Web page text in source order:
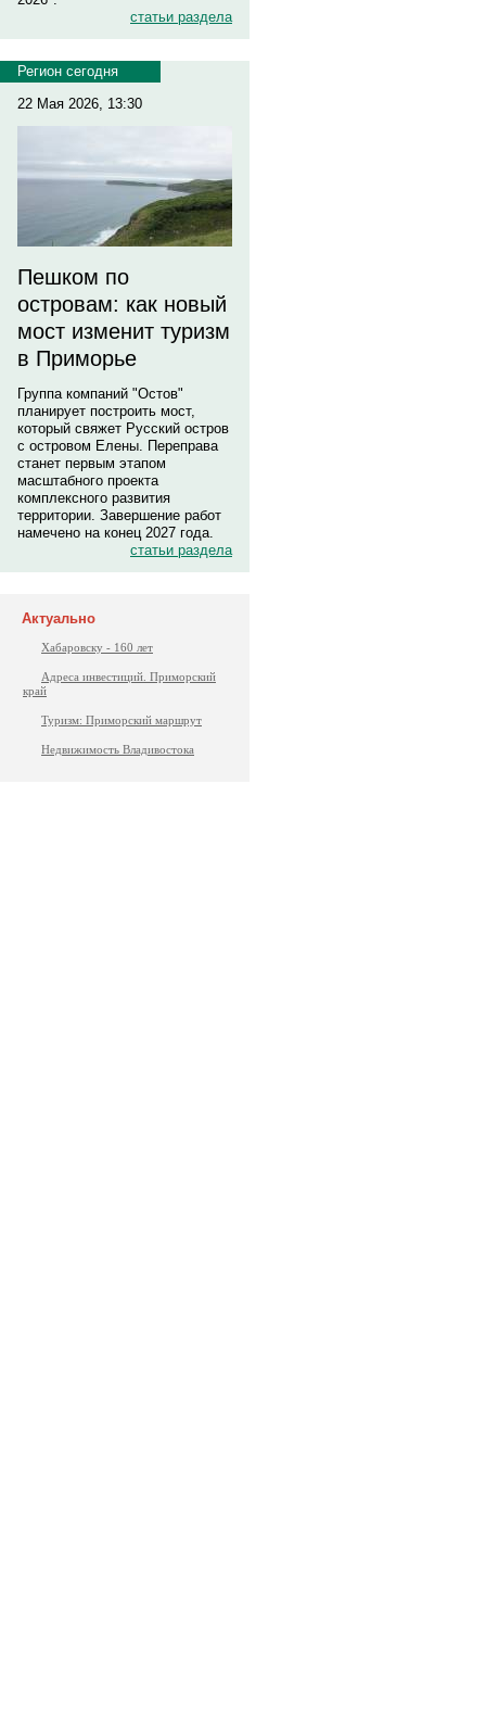
статьи раздела
Регион сегодня
22 Мая 2026, 13:30
Пешком по
островам: как новый
мост изменит туризм
в Приморье
Группа компаний "Остов"
планирует построить мост,
который свяжет Русский остров
с островом Елены. Переправа
станет первым этапом
масштабного проекта
комплексного развития
территории. Завершение работ
намечено на конец 2027 года.
статьи раздела
Актуально
Хабаровску - 160 лет
Адреса инвестиций. Приморский
край
Туризм: Приморский маршрут
Недвижимость Владивостока